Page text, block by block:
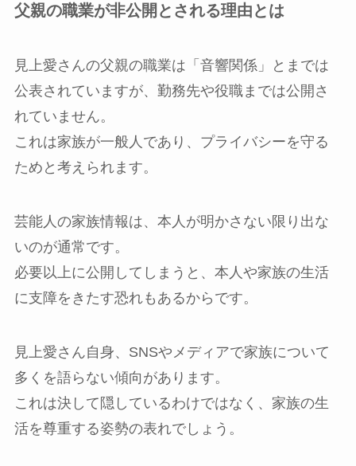
父親の職業が非公開とされる理由とは
見上愛さんの父親の職業は「音響関係」とまでは
公表されていますが、勤務先や役職までは公開さ
れていません。
これは家族が一般人であり、プライバシーを守る
ためと考えられます。
芸能人の家族情報は、本人が明かさない限り出な
いのが通常です。
必要以上に公開してしまうと、本人や家族の生活
に支障をきたす恐れもあるからです。
見上愛さん自身、SNSやメディアで家族について
多くを語らない傾向があります。
これは決して隠しているわけではなく、家族の生
活を尊重する姿勢の表れでしょう。